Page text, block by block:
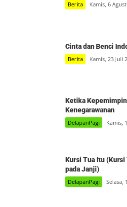
Berita Kamis, 6
Cinta dan Benci
Berita Kamis, 23 Juli
Ketika
Kenegarawanan
DelapanPagi Kamis,
Kursi Tua Itu (Kursi
pada Janji)
DelapanPagi Selasa,